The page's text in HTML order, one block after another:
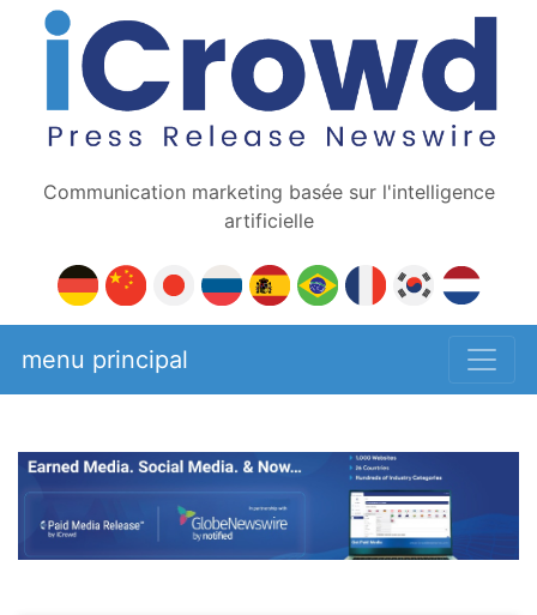
Communication marketing basée sur l'intelligence
artificielle
menu principal